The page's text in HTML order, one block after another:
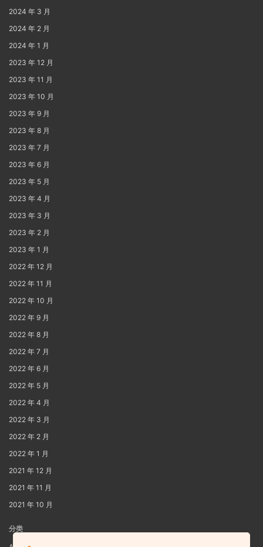
2024 年 3 月
2024 年 2 月
2024 年 1 月
2023 年 12 月
2023 年 11 月
2023 年 10 月
2023 年 9 月
2023 年 8 月
2023 年 7 月
2023 年 6 月
2023 年 5 月
2023 年 4 月
2023 年 3 月
2023 年 2 月
2023 年 1 月
2022 年 12 月
2022 年 11 月
2022 年 10 月
2022 年 9 月
2022 年 8 月
2022 年 7 月
2022 年 6 月
2022 年 5 月
2022 年 4 月
2022 年 3 月
2022 年 2 月
2022 年 1 月
2021 年 12 月
2021 年 11 月
2021 年 10 月
分类